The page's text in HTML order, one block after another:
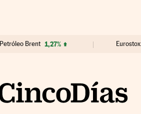
Petróleo Brent 1,27%